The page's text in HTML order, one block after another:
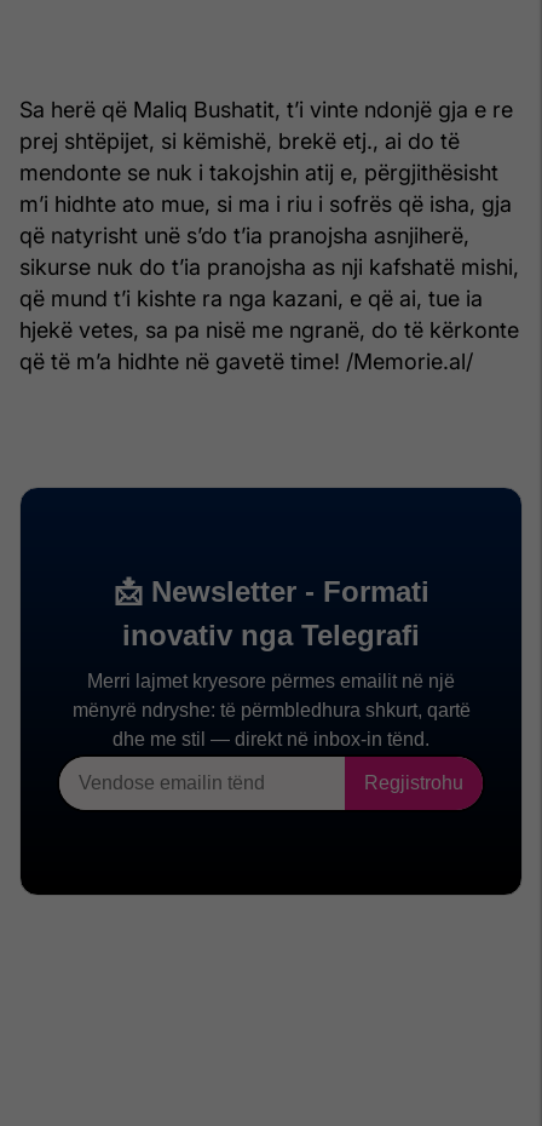
Sa herë që Maliq Bushatit, t’i vinte ndonjë gja e re
prej shtëpijet, si këmishë, brekë etj., ai do të
mendonte se nuk i takojshin atij e, përgjithësisht
m’i hidhte ato mue, si ma i riu i sofrës që isha, gja
që natyrisht unë s’do t’ia pranojsha asnjiherë,
sikurse nuk do t’ia pranojsha as nji kafshatë mishi,
që mund t’i kishte ra nga kazani, e që ai, tue ia
hjekë vetes, sa pa nisë me ngranë, do të kërkonte
që të m’a hidhte në gavetë time! /Memorie.al/